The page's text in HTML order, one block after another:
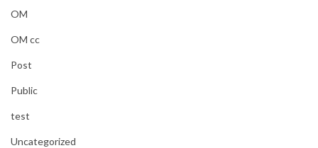
OM
OM cc
Post
Public
test
Uncategorized